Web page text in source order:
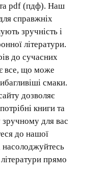
pdf (пдф). Наш
справжніх
зручність і
літератури.
до сучасних
все, що може
смаки.
дозволяє
книги та
зручному для вас
до нашої
насолоджуйтесь
прямо